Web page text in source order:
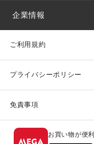
企業情報
ご利用規約
プライバシーポリシー
免責事項
お買い物が便